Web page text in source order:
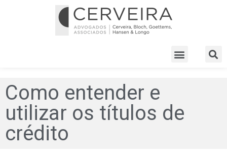
Como entender e
utilizar os títulos de
crédito